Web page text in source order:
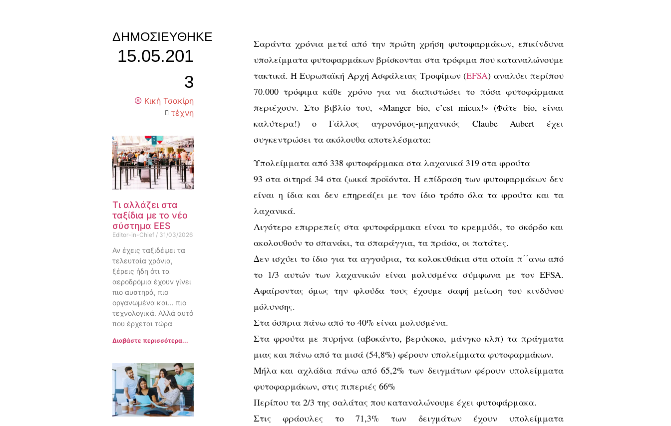
ΔΗΜΟΣΙΕΎΘΗΚΕ
15.05.201
3
Κική Τσακίρη
τέχνη
Τι αλλάζει στα
ταξίδια με το νέο
σύστημα EES
Editor-in-Chief 31/03/2026
Αν έχεις ταξιδέψει τα
τελευταία χρόνια,
ξέρεις ήδη ότι τα
αεροδρόμια έχουν γίνει
πιο αυστηρά, πιο
οργανωμένα και… πιο
τεχνολογικά. Αλλά αυτό
που έρχεται τώρα
Διαβάστε περισσότερα...
Σαράντα χρόνια μετά από την πρώτη χρήση φυτοφαρμάκων, επικίνδυνα
υπολείμματα φυτοφαρμάκων βρίσκονται στα τρόφιμα που καταναλώνουμε
τακτικά. Η Ευρωπαϊκή Αρχή Ασφάλειας Τροφίμων (ΕFSA) αναλύει περίπου
70.000 τρόφιμα κάθε χρόνο για να διαπιστώσει το πόσα φυτοφάρμακα
περιέχουν. Στο βιβλίο του, «Manger bio, c’est mieux!» (Φάτε bio, είναι
καλύτερα!) ο Γάλλος αγρονόμος-μηχανικός Claube Aubert έχει
συγκεντρώσει τα ακόλουθα αποτελέσματα:
Υπολείμματα από 338 φυτοφάρμακα στα λαχανικά 319 στα φρούτα
93 στα σιτηρά 34 στα ζωικά προϊόντα. Η επίδραση των φυτοφαρμάκων δεν
είναι η ίδια και δεν επηρεάζει με τον ίδιο τρόπο όλα τα φρούτα και τα
λαχανικά.
Λιγότερο επιρρεπείς στα φυτοφάρμακα είναι το κρεμμύδι, το σκόρδο και
ακολουθούν το σπανάκι, τα σπαράγγια, τα πράσα, οι πατάτες.
Δεν ισχύει το ίδιο για τα αγγούρια, τα κολοκυθάκια στα οποία π΄΄ανω από
το 1/3 αυτών των λαχανικών είναι μολυσμένα σύμφωνα με τον EFSA.
Αφαίροντας όμως την φλούδα τους έχουμε σαφή μείωση του κινδύνου
μόλυνσης.
Στα όσπρια πάνω από το 40% είναι μολυσμένα.
Στα φρούτα με πυρήνα (αβοκάντο, βερύκοκο, μάνγκο κλπ) τα πράγματα
μιας και πάνω από τα μισά (54,8%) φέρουν υπολείμματα φυτοφαρμάκων.
Μήλα και αχλάδια πάνω από 65,2% των δειγμάτων φέρουν υπολείμματα
φυτοφαρμάκων, στις πιπεριές 66%
Περίπου τα 2/3 της σαλάτας που καταναλώνουμε έχει φυτοφάρμακα.
Στις φράουλες το 71,3% των δειγμάτων έχουν υπολείμματα